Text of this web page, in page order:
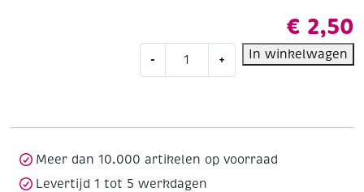
€ 2,50
-
borduurkatoen
natuurwit
+ In winkelwagen
Meer dan 10.000 artikelen op voorraad
Levertijd 1 tot 5 werkdagen